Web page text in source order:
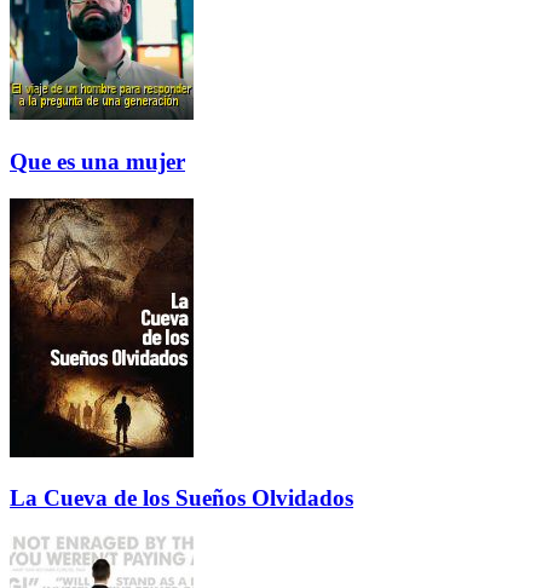
Que es una mujer
La Cueva de los Sueños Olvidados